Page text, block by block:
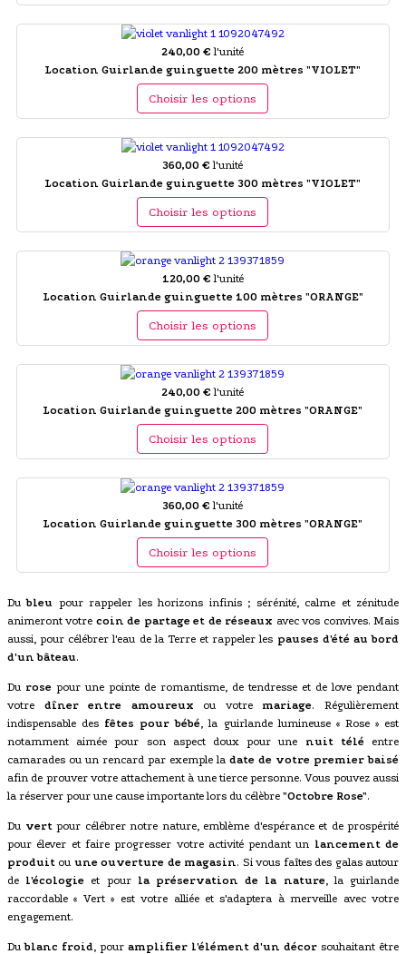
240,00 € l'unité
Location Guirlande guinguette 200 mètres "VIOLET"
Choisir les options
360,00 € l'unité
Location Guirlande guinguette 300 mètres "VIOLET"
Choisir les options
120,00 € l'unité
Location Guirlande guinguette 100 mètres "ORANGE"
Choisir les options
240,00 € l'unité
Location Guirlande guinguette 200 mètres "ORANGE"
Choisir les options
360,00 € l'unité
Location Guirlande guinguette 300 mètres "ORANGE"
Choisir les options
Dubleu pour rappeler les horizons infinis ; sérénité, calme et zénitude
animeront votre coin de partage et de réseaux avec vos convives. Mais
aussi, pour célébrer l'eau de la Terre et rappeler les pauses d'été au bord
d'un bâteau.
Du rose pour une pointe de romantisme, de tendresse et de love pendant
votre dîner entre amoureux ou votre mariage. Régulièrement
indispensable des fêtes pour bébé, la guirlande lumineuse « Rose » est
notamment aimée pour son aspect doux pour une nuit téléentre
camarades ou un rencard par exemple la date de votre premier baisé
afin de prouver votre attachement à une tierce personne. Vous pouvez aussi
la réserver pour une cause importante lors du célèbre "Octobre Rose".
Du vertpour célébrer notre nature, emblème d'espérance et de prospérité
pour élever et faire progresser votre activité pendant un lancement de
produit ou une ouverture de magasin. Si vous faîtes des galas autour
de l'écologie et pour la préservation de la nature, la guirlande
raccordable « Vert » est votre alliée et s'adaptera à merveille avec votre
engagement.
Dublanc froid, pour amplifier l'élément d'un décor souhaitant être